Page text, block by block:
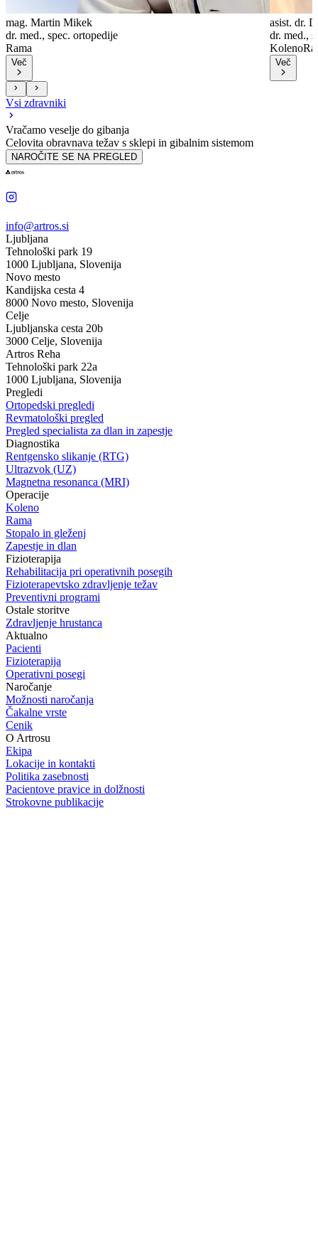
mag. Martin Mikek
dr. med., spec. ortopedije
Rama
Več
asist. dr.
dr. med.,
Koleno
Več
Vsi zdravniki
Vračamo veselje do gibanja
Celovita obravnava težav s sklepi in gibalnim sistemom
NAROČITE SE NA PREGLED
info@artros.si
Ljubljana
Tehnološki park 19
1000 Ljubljana, Slovenija
Novo mesto
Kandijska cesta 4
8000 Novo mesto, Slovenija
Celje
Ljubljanska cesta 20b
3000 Celje, Slovenija
Artros Reha
Tehnološki park 22a
1000 Ljubljana, Slovenija
Pregledi
Ortopedski pregledi
Revmatološki pregled
Pregled specialista za dlan in zapestje
Diagnostika
Rentgensko slikanje (RTG)
Ultrazvok (UZ)
Magnetna resonanca (MRI)
Operacije
Koleno
Rama
Stopalo in gleženj
Zapestje in dlan
Fizioterapija
Rehabilitacija pri operativnih posegih
Fizioterapevtsko zdravljenje težav
Preventivni programi
Ostale storitve
Zdravljenje hrustanca
Aktualno
Pacienti
Fizioterapija
Operativni posegi
Naročanje
Možnosti naročanja
Čakalne vrste
Cenik
O Artrosu
Ekipa
Lokacije in kontakti
Politika zasebnosti
Pacientove pravice in dolžnosti
Strokovne publikacije